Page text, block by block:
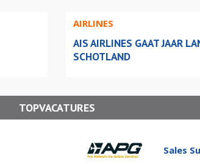
AIRLINES
AIS AIRLINES GAAT JAAR
SCHOTLAND
TOPVACATURES
Sales